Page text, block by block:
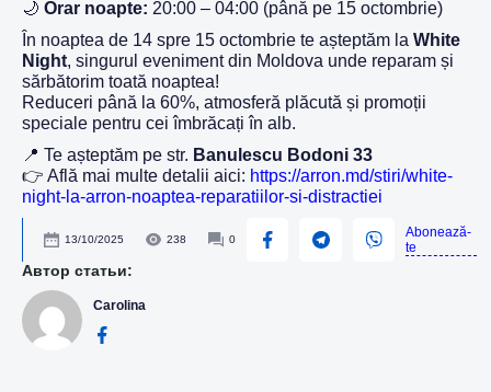
🌙 Orar noapte: 20:00 – 04:00 (până pe 15 octombrie)
În noaptea de 14 spre 15 octombrie te așteptăm la White
Night, singurul eveniment din Moldova unde reparam și
sărbătorim toată noaptea!
Reduceri până la 60%, atmosferă plăcută și promoții
speciale pentru cei îmbrăcați în alb.
📍 Te așteptăm pe str. Banulescu Bodoni 33
👉 Află mai multe detalii aici: https://arron.md/stiri/white-
night-la-arron-noaptea-reparatiilor-si-distractiei
13/10/2025 238 0
Abonează-
te
Автор статьи:
Carolina